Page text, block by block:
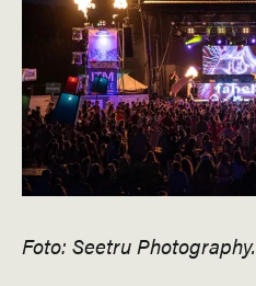
Foto: Seetru Photography.